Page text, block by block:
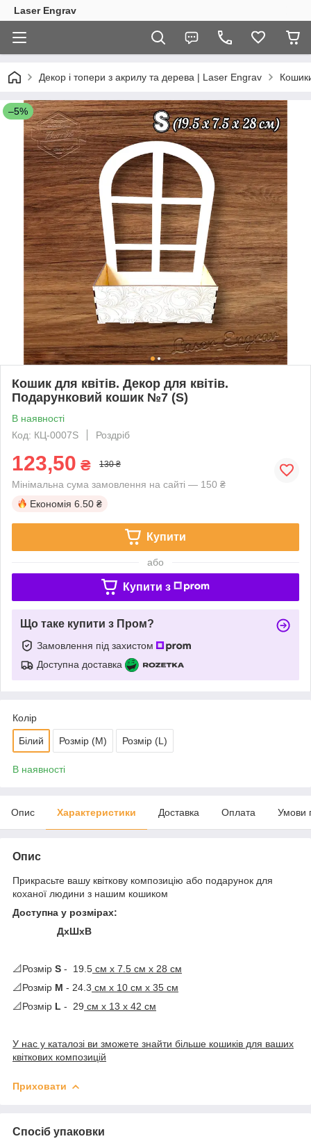
Laser Engrav
Декор і топери з акрилу та дерева | Laser Engrav
–5%
Кошик для квітів. Декор для квітів.
Подарунковий кошик №7 (S)
В наявності
Код: КЦ-0007S
Роздріб
123,50 ₴ 130 ₴
Мінімальна сума замовлення на сайті — 150 ₴
Економія 6.50 ₴
Купити
або
Купити з
Що таке купити з Пром?
Замовлення під захистом
Доступна доставка
Колір
Білий Розмір (М) Розмір (L)
В наявності
Опис Характеристики Доставка Оплата Умови
Опис
Прикрасьте вашу квіткову композицію або подарунок для
коханої людини з нашим кошиком
Доступна у розмірах:
ДхШхВ
📐Розмір S - 19.5 cм х 7.5 см х 28 см
📐Розмір М - 24.3 см х 10 см х 35 см
📐Розмір L - 29 см х 13 х 42 см
У нас у каталозі ви зможете знайти більше кошиків для ваших
квіткових композицій
Приховати
Спосіб упаковки